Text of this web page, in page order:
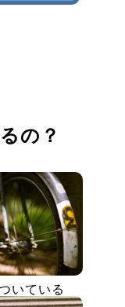
の？
いている